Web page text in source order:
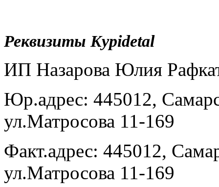
Реквизиты Kypidetal
ИП Назарова Юлия
Юр.адрес: 445012,
ул.Матросова 11-169
Факт.адрес: 445012,
ул.Матросова 11-169